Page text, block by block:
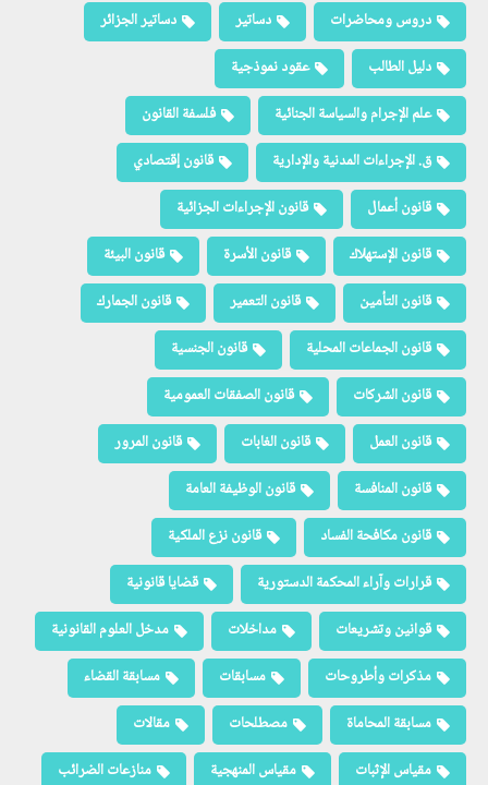
دروس ومحاضرات دساتير
دساتير الجزائر
دليل الطالب
عقود نموذجية
علم الإجرام والسياسة الجنائية
فلسفة القانون
ق. الإجراءات المدنية والإدارية
قانون إقتصادي
قانون أعمال
قانون الإجراءات الجزائية
قانون الإستهلاك
قانون الأسرة
قانون البيئة
قانون التأمين
قانون التعمير
قانون الجمارك
قانون الجماعات المحلية
قانون الجنسية
قانون الشركات
قانون الصفقات العمومية
قانون العمل
قانون الغابات
قانون المرور
قانون المنافسة
قانون الوظيفة العامة
قانون مكافحة الفساد
قانون نزع الملكية
قرارات وآراء المحكمة الدستورية
قضايا قانونية
قوانين وتشريعات
مداخلات
مدخل العلوم القانونية
مذكرات وأطروحات
مسابقات
مسابقة القضاء
مسابقة المحاماة
مصطلحات
مقالات
مقياس الإثبات
مقياس المنهجية
منازعات الضرائب